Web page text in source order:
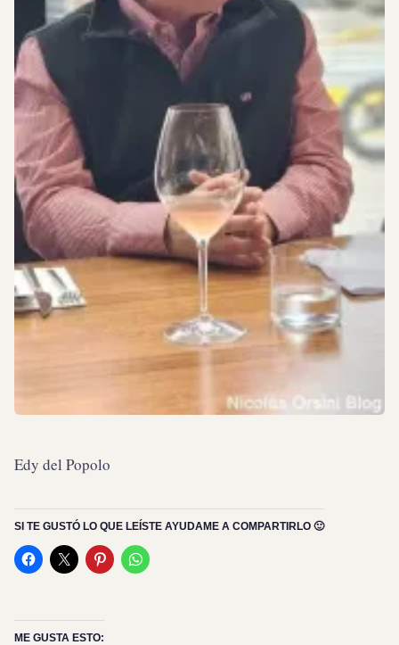
Edy del Popolo
SI TE GUSTÓ LO QUE LEÍSTE AYUDAME A COMPARTIRLO 🙂
ME GUSTA ESTO: